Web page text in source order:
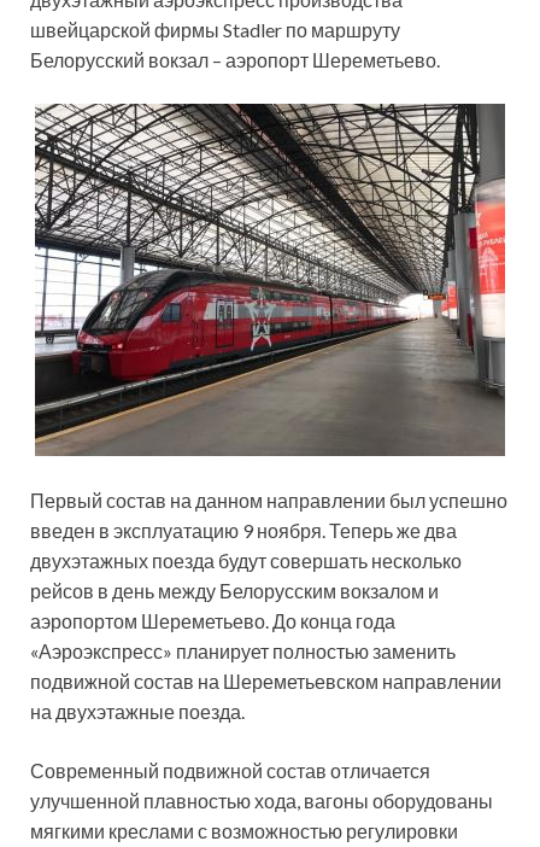
швейцарской фирмы Stadler по маршруту
Белорусский вокзал – аэропорт Шереметьево.
Первый состав на данном направлении был успешно
введен в эксплуатацию 9 ноября. Теперь же два
двухэтажных поезда будут совершать несколько
рейсов в день между Белорусским вокзалом и
аэропортом Шереметьево. До конца года
«Аэроэкспресс» планирует полностью заменить
подвижной состав на Шереметьевском направлении
на двухэтажные поезда.
Современный подвижной состав отличается
улучшенной плавностью хода, вагоны оборудованы
мягкими креслами с возможностью регулировки